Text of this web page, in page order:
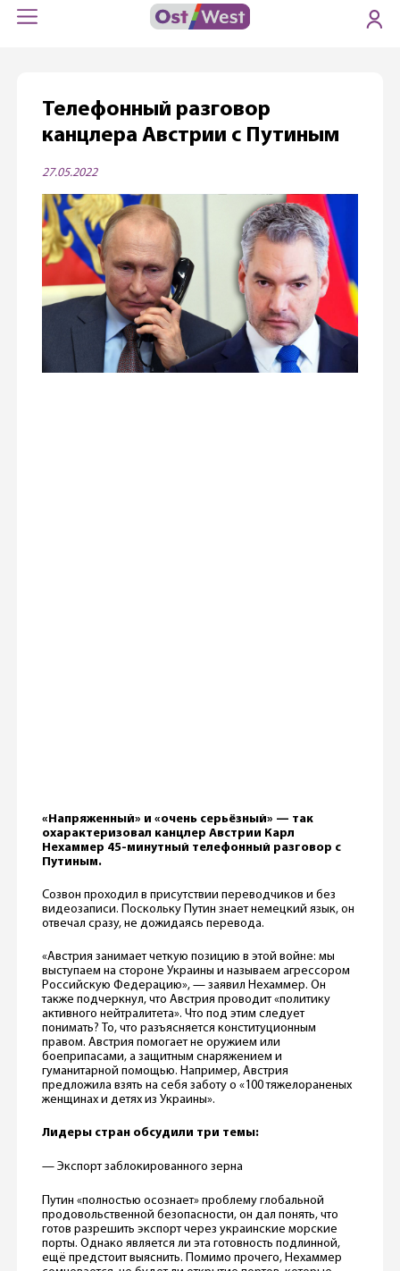
Телефонный разговор
канцлера Австрии с Путиным
27.05.2022
«Напряженный» и «очень серьёзный» — так
охарактеризовал канцлер Австрии Карл
Нехаммер 45-минутный телефонный разговор с
Путиным.
Созвон проходил в присутствии переводчиков и без
видеозаписи. Поскольку Путин знает немецкий язык, он
отвечал сразу, не дожидаясь перевода.
«Австрия занимает четкую позицию в этой войне: мы
выступаем на стороне Украины и называем агрессором
Российскую Федерацию», — заявил Нехаммер. Он
также подчеркнул, что Австрия проводит «политику
активного нейтралитета». Что под этим следует
понимать? То, что разъясняется конституционным
правом. Австрия помогает не оружием или
боеприпасами, а защитным снаряжением и
гуманитарной помощью. Например, Австрия
предложила взять на себя заботу о «100 тяжелораненых
женщинах и детях из Украины».
Лидеры стран обсудили три темы:
— Экспорт заблокированного зерна
Путин «полностью осознает» проблему глобальной
продовольственной безопасности, он дал понять, что
готов разрешить экспорт через украинские морские
порты. Однако является ли эта готовность подлинной,
ещё предстоит выяснить. Помимо прочего, Нехаммер